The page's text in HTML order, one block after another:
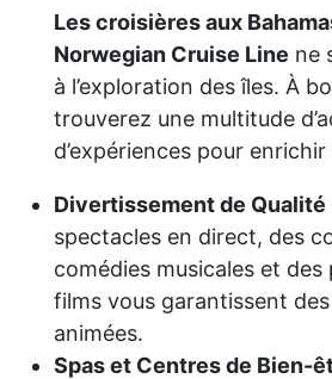
Les croisières aux
Norwegian Cruise Line ne
à l’exploration des îles. À
trouverez une multitude
d’expériences pour
Divertissement de Qualité
spectacles en direct, des
comédies musicales et
films vous garantissent
animées.
Spas et Centres de Bien-